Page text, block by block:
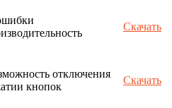
Скачать
отключения
кнопок
Скачать